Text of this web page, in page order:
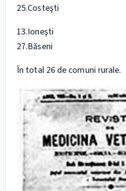
25.Costeşti
27.Băseni
În total 26 de comuni rurale.